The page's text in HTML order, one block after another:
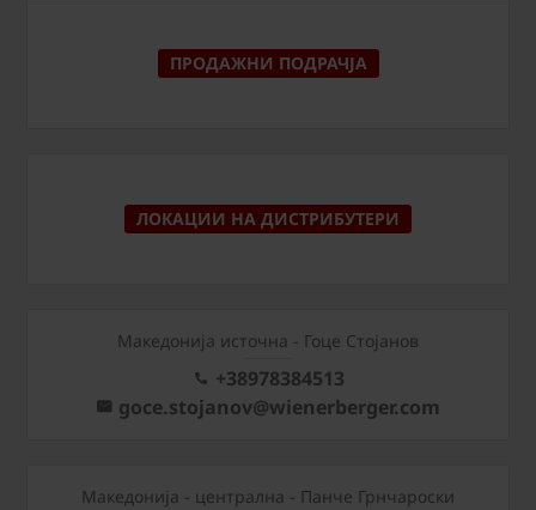
ПРОДАЖНИ ПОДРАЧЈА
ЛОКАЦИИ НА ДИСТРИБУТЕРИ
Македонија источна - Гоце Стојанов
+38978384513
goce.stojanov@wienerberger.com
Mакедонија - централна - Панче Грнчароски